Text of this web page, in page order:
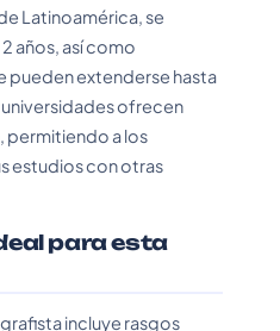
Latinoamérica, se
años, así como
pueden extenderse hasta
universidades ofrecen
permitiendo a los
estudios con otras
para esta
incluye rasgos